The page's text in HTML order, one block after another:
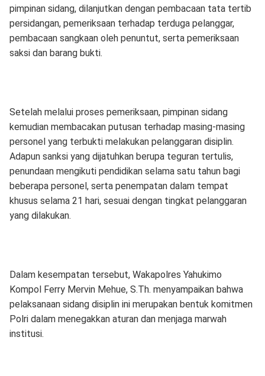
pimpinan sidang, dilanjutkan dengan pembacaan tata tertib
persidangan, pemeriksaan terhadap terduga pelanggar,
pembacaan sangkaan oleh penuntut, serta pemeriksaan
saksi dan barang bukti.
Setelah melalui proses pemeriksaan, pimpinan sidang
kemudian membacakan putusan terhadap masing-masing
personel yang terbukti melakukan pelanggaran disiplin.
Adapun sanksi yang dijatuhkan berupa teguran tertulis,
penundaan mengikuti pendidikan selama satu tahun bagi
beberapa personel, serta penempatan dalam tempat
khusus selama 21 hari, sesuai dengan tingkat pelanggaran
yang dilakukan.
Dalam kesempatan tersebut, Wakapolres Yahukimo
Kompol Ferry Mervin Mehue, S.Th. menyampaikan bahwa
pelaksanaan sidang disiplin ini merupakan bentuk komitmen
Polri dalam menegakkan aturan dan menjaga marwah
institusi.